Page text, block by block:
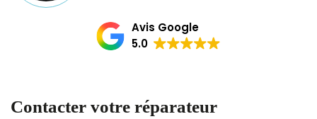
Avis Google
5.0
Contacter votre réparateur